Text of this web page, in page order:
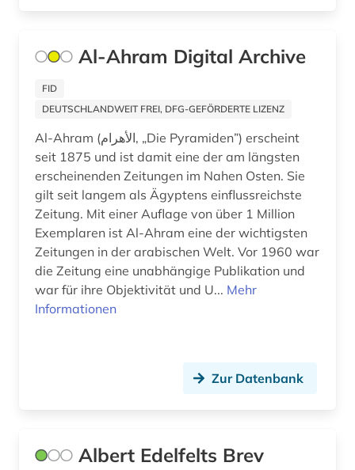
frauengeschichte (1)
freie universität berlin (1)
friedrich-ebert-stiftung (1)
frühe neuzeit (4)
frühmittelalter (1)
funktechnik (1)
förderpreis für deutsche wissenschaftler im g.
w. leibniz-programm (1)
fürstliche bibliothek corvey (1)
gabriel (1)
galloromanistik (7)
Al-Ahram Digital Archive
FID
DEUTSCHLANDWEIT FREI, DFG-GEFÖRDERTE LIZENZ
Al-Ahram (الأهرام‎, „Die Pyramiden”) erscheint
seit 1875 und ist damit eine der am längsten
erscheinenden Zeitungen im Nahen Osten. Sie
gilt seit langem als Ägyptens einflussreichste
Zeitung. Mit einer Auflage von über 1 Million
Exemplaren ist Al-Ahram eine der wichtigsten
Zeitungen in der arabischen Welt. Vor 1960 war
die Zeitung eine unabhängige Publikation und
war für ihre Objektivität und U... Mehr
Informationen
Zur Datenbank
Albert Edelfelts Brev